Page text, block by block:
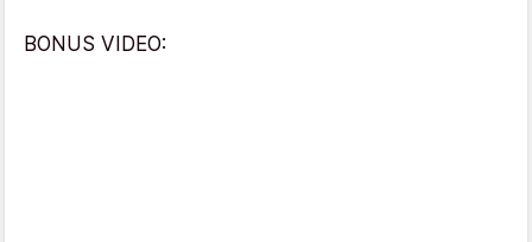
BONUS VIDEO: